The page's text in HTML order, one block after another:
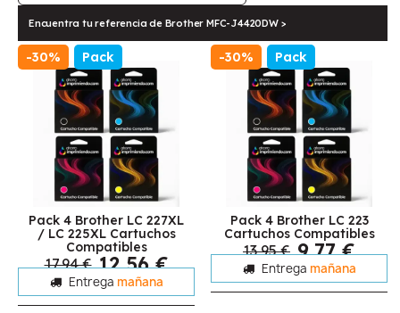
Encuentra tu referencia de Brother MFC-J4420DW >
-30% Pack
Pack 4 Brother LC 227XL
/ LC 225XL Cartuchos
Compatibles
17,94 € 12,56 €
Entrega mañana
-30% Pack
Pack 4 Brother LC 223
Cartuchos Compatibles
13,95 € 9,77 €
Entrega mañana